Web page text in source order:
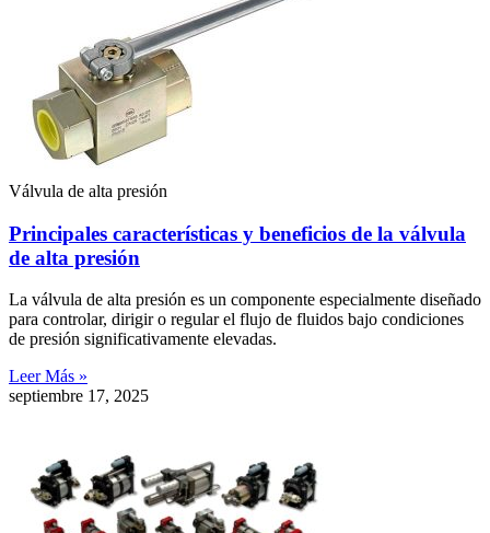
Válvula de alta presión
Principales características y beneficios de la válvula
de alta presión
La válvula de alta presión es un componente especialmente diseñado
para controlar, dirigir o regular el flujo de fluidos bajo condiciones
de presión significativamente elevadas.
Leer Más »
septiembre 17, 2025